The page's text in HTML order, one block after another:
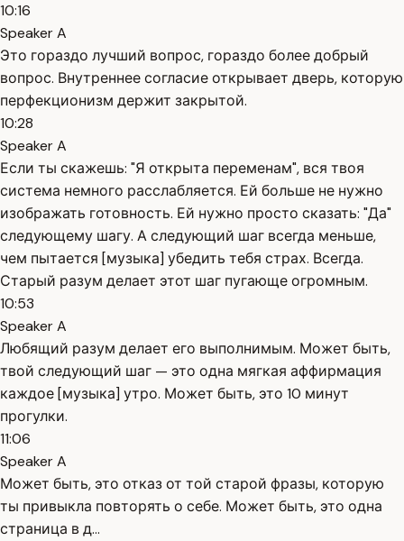
10:16
Speaker A
Это гораздо лучший вопрос, гораздо более добрый
вопрос. Внутреннее согласие открывает дверь, которую
перфекционизм держит закрытой.
10:28
Speaker A
Если ты скажешь: "Я открыта переменам", вся твоя
система немного расслабляется. Ей больше не нужно
изображать готовность. Ей нужно просто сказать: "Да"
следующему шагу. А следующий шаг всегда меньше,
чем пытается [музыка] убедить тебя страх. Всегда.
Старый разум делает этот шаг пугающе огромным.
10:53
Speaker A
Любящий разум делает его выполнимым. Может быть,
твой следующий шаг — это одна мягкая аффирмация
каждое [музыка] утро. Может быть, это 10 минут
прогулки.
11:06
Speaker A
Может быть, это отказ от той старой фразы, которую
ты привыкла повторять о себе. Может быть, это одна
страница в д...